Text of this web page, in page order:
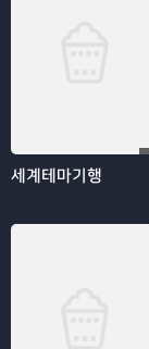
세계테마기행